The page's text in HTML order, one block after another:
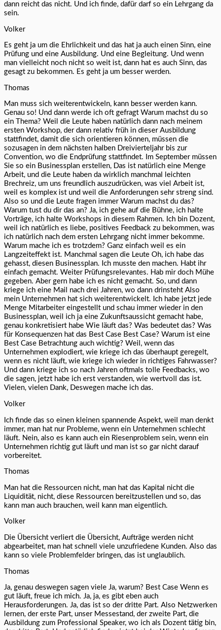
dann reicht das nicht. Und ich finde, dafür darf so ein Lehrgang da
sein.
Volker
Es geht ja um die Ehrlichkeit und das hat ja auch einen Sinn, eine
Prüfung und eine Ausbildung. Und eine Begleitung. Und wenn
man vielleicht noch nicht so weit ist, dann hat es auch Sinn, das
gesagt zu bekommen. Es geht ja um besser werden.
Thomas
Man muss sich weiterentwickeln, kann besser werden kann.
Genau so! Und dann werde ich oft gefragt Warum machst du so
ein Thema? Weil die Leute haben natürlich dann nach meinem
ersten Workshop, der dann relativ früh in dieser Ausbildung
stattfindet, damit die sich orientieren können, müssen die
sozusagen in dem nächsten halben Dreivierteljahr bis zur
Convention, wo die Endprüfung stattfindet. Im September müssen
Sie so ein Businessplan erstellen, Das ist natürlich eine Menge
Arbeit, und die Leute haben da wirklich manchmal leichten
Brechreiz, um uns freundlich auszudrücken, was viel Arbeit ist,
weil es komplex ist und weil die Anforderungen sehr streng sind.
Also so und die Leute fragen immer Warum machst du das?
Warum tust du dir das an? Ja, ich gehe auf die Bühne, ich halte
Vorträge, ich halte Workshops in diesem Rahmen. Ich bin Dozent,
weil ich natürlich es liebe, positives Feedback zu bekommen, was
ich natürlich nach dem ersten Lehrgang nicht immer bekomme.
Warum mache ich es trotzdem? Ganz einfach weil es ein
Langzeiteffekt ist. Manchmal sagen die Leute Oh, ich habe das
gehasst, diesen Businessplan. Ich musste den machen. Habt ihr
einfach gemacht. Weiter Prüfungsrelevantes. Hab mir doch Mühe
gegeben. Aber gern habe ich es nicht gemacht. So, und dann
kriege ich eine Mail nach drei Jahren, wo dann drinsteht Also
mein Unternehmen hat sich weiterentwickelt. Ich habe jetzt jede
Menge Mitarbeiter eingestellt und schau immer wieder in den
Businessplan, weil ich ja eine Zukunftsaussicht gemacht habe,
genau konkretisiert habe Wie läuft das? Was bedeutet das? Was
für Konsequenzen hat das Best Case Best Case? Warum ist eine
Best Case Betrachtung auch wichtig? Weil, wenn das
Unternehmen explodiert, wie kriege ich das überhaupt geregelt,
wenn es nicht läuft, wie kriege ich wieder in richtiges Fahrwasser?
Und dann kriege ich so nach Jahren oftmals tolle Feedbacks, wo
die sagen, jetzt habe ich erst verstanden, wie wertvoll das ist.
Vielen, vielen Dank, Deswegen mache ich das.
Volker
Ich finde das so einen kleinen spannende Aspekt, weil man denkt
immer, man hat nur Probleme, wenn ein Unternehmen schlecht
läuft. Nein, also es kann auch ein Riesenproblem sein, wenn ein
Unternehmen richtig gut läuft und man ist so gar nicht darauf
vorbereitet.
Thomas
Man hat die Ressourcen nicht, man hat das Kapital nicht die
Liquidität, nicht, diese Ressourcen bereitzustellen und so, das
kann man auch brauchen, weil kann man eigentlich.
Volker
Die Übersicht verliert die Übersicht, Aufträge werden nicht
abgearbeitet, man hat schnell viele unzufriedene Kunden. Also das
kann so viele Problemfelder bringen, das ist unglaublich.
Thomas
Ja, genau deswegen sagen viele Ja, warum? Best Case Wenn es
gut läuft, freue ich mich. Ja, ja, es gibt eben auch
Herausforderungen. Ja, das ist so der dritte Part. Also Netzwerken
lernen, der erste Part, unser Messestand, der zweite Part, die
Ausbildung zum Professional Speaker, wo ich als Dozent tätig bin,